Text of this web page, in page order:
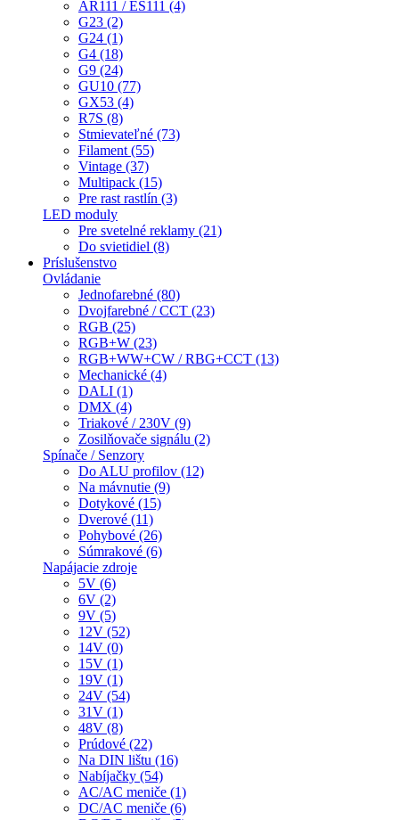
AR111 / ES111 (4)
G23 (2)
G24 (1)
G4 (18)
G9 (24)
GU10 (77)
GX53 (4)
R7S (8)
Stmievateľné (73)
Filament (55)
Vintage (37)
Multipack (15)
Pre rast rastlín (3)
LED moduly
Pre svetelné reklamy (21)
Do svietidiel (8)
Príslušenstvo
Ovládanie
Jednofarebné (80)
Dvojfarebné / CCT (23)
RGB (25)
RGB+W (23)
RGB+WW+CW / RBG+CCT (13)
Mechanické (4)
DALI (1)
DMX (4)
Triakové / 230V (9)
Zosilňovače signálu (2)
Spínače / Senzory
Do ALU profilov (12)
Na mávnutie (9)
Dotykové (15)
Dverové (11)
Pohybové (26)
Súmrakové (6)
Napájacie zdroje
5V (6)
6V (2)
9V (5)
12V (52)
14V (0)
15V (1)
19V (1)
24V (54)
31V (1)
48V (8)
Prúdové (22)
Na DIN lištu (16)
Nabíjačky (54)
AC/AC meniče (1)
DC/AC meniče (6)